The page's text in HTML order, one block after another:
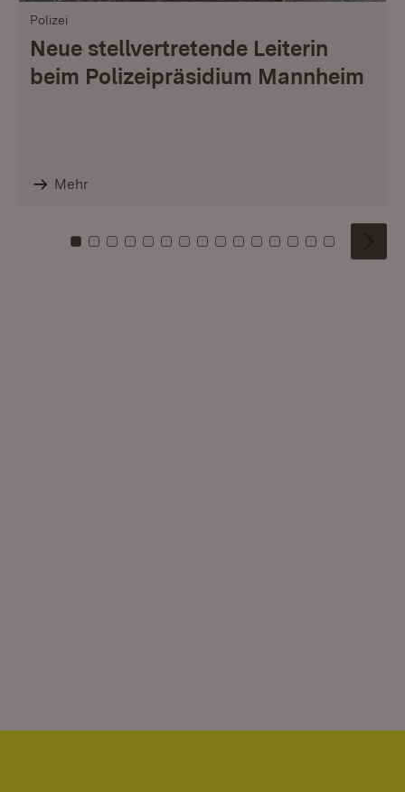
Polizei
Neue stellvertretende Leiterin
beim Polizeipräsidium Mannheim
Mehr
Zu Kachel: 0
Zu Kachel: 1
Zu Kachel: 2
Zu Kachel: 3
Zu Kachel: 4
Zu Kachel: 5
Zu Kachel: 6
Zu Kachel: 7
Zu Kachel: 8
Zu Kachel: 9
Zu Kachel: 10
Zu Kachel: 11
Zu Kachel: 12
Zu Kachel:
Zu